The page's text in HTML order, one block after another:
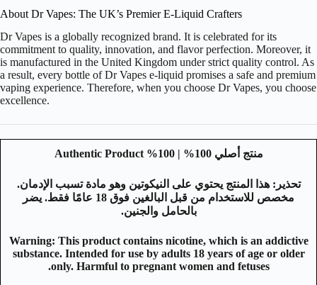
About Dr Vapes: The UK’s Premier E-Liquid Crafters
Dr Vapes is a globally recognized brand. It is celebrated for its
commitment to quality, innovation, and flavor perfection. Moreover, it
is manufactured in the United Kingdom under strict quality control. As
a result, every bottle of Dr Vapes e-liquid promises a safe and premium
vaping experience. Therefore, when you choose Dr Vapes, you choose
excellence.
منتج أصلي 100% | 100% Authentic Product
تحذير: هذا المنتج يحتوي على النيكوتين وهو مادة تسبب الإدمان.
مخصص للاستخدام من قبل البالغين فوق 18 عامًا فقط. يضر
بالحامل والجنين.
Warning: This product contains nicotine, which is an addictive
substance. Intended for use by adults 18 years of age or older
only. Harmful to pregnant women and fetuses.